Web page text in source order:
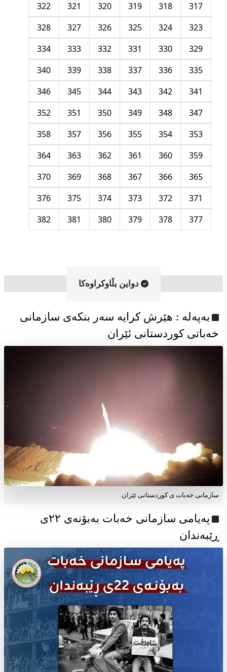
317
318
319
320
321
322
323
324
325
326
327
328
329
330
331
332
333
334
335
336
337
338
339
340
341
342
343
344
345
346
347
348
349
350
351
352
353
354
355
356
357
358
359
360
361
362
363
364
365
366
367
368
369
370
371
372
373
374
375
376
377
378
379
380
381
382
دواین بڵاوکراوه‌کا
به‌په‌له‌ : هێرش کرایە سەر بنکەی سازمانی
خەباتی کوردستانی ئێران
سازمانی خەبات ی کوردستانی ئێران
پەیامی سازمانی خەبات بەبۆنەی ۲۲ی
ڕێبەندان